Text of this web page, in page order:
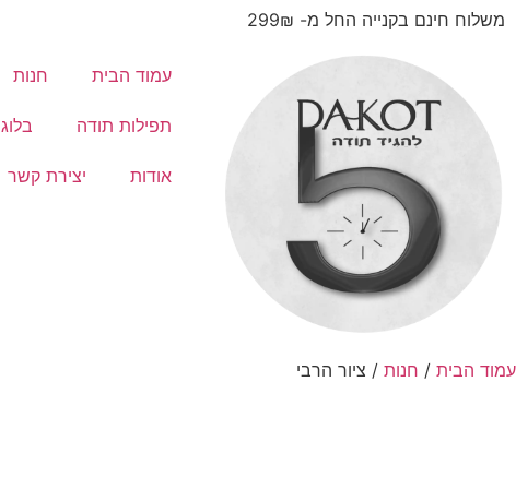
משלוח חינם בקנייה החל מ- 299₪
עמוד הבית חנות
תפילות תודה בלוג
אודות יצירת קשר
עמוד הבית / חנות / ציור הרבי